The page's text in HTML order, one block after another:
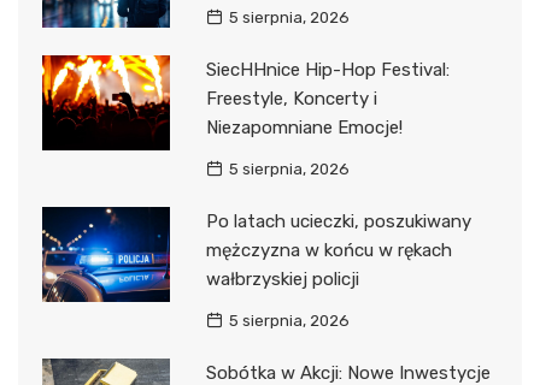
5 sierpnia, 2026
SiecHHnice Hip-Hop Festival:
Freestyle, Koncerty i
Niezapomniane Emocje!
5 sierpnia, 2026
Po latach ucieczki, poszukiwany
mężczyzna w końcu w rękach
wałbrzyskiej policji
5 sierpnia, 2026
Sobótka w Akcji: Nowe Inwestycje